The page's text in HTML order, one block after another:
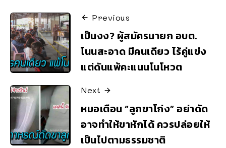
Previous
เป็นงง? ผู้สมัครนายก อบต.
โนนสะอาด มีคนเดียว ไร้คู่แข่ง
แต่ดันแพ้คะแนนโนโหวต
Next
หมอเตือน “ลูกขาโก่ง” อย่าดัด
อาจทำให้ขาหักได้ ควรปล่อยให้
เป็นไปตามธรรมชาติ